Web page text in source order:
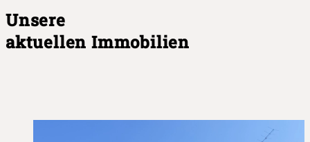
Unsere
aktuellen Immobilien